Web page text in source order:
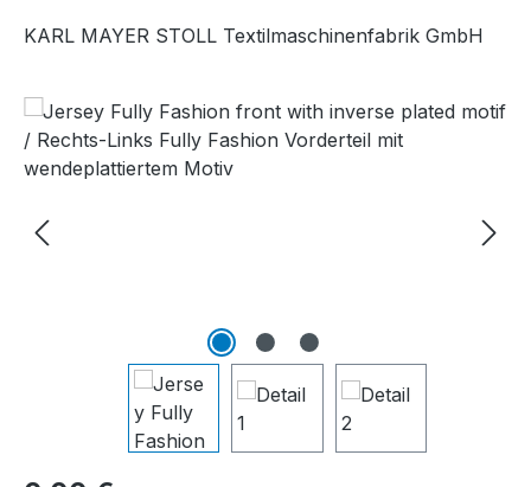
KARL MAYER STOLL Textilmaschinenfabrik GmbH
Bildergalerie überspringen